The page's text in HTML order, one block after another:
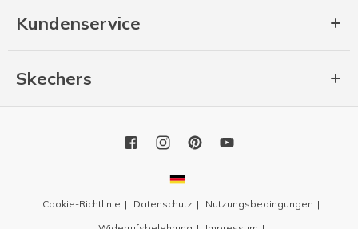
Kundenservice
Skechers
Cookie-Richtlinie Datenschutz
Nutzungsbedingungen